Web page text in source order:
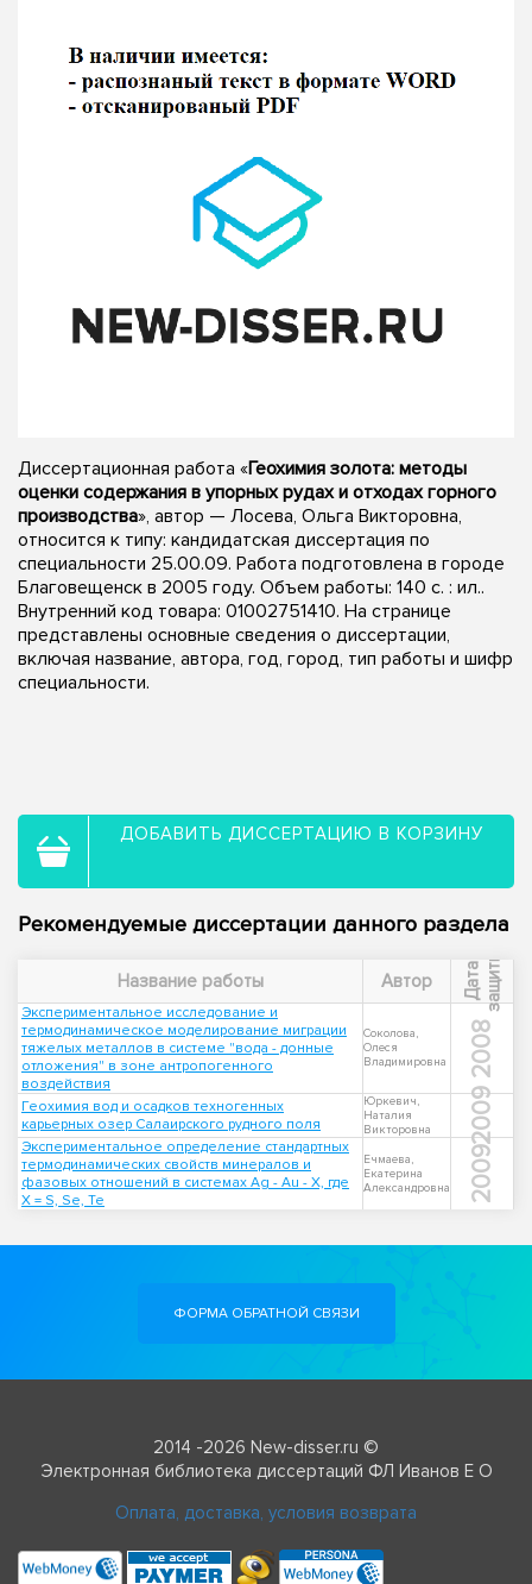
Диссертационная работа «Геохимия золота: методы
оценки содержания в упорных рудах и отходах горного
производства», автор — Лосева, Ольга Викторовна,
относится к типу: кандидатская диссертация по
специальности 25.00.09. Работа подготовлена в городе
Благовещенск в 2005 году. Объем работы: 140 с. : ил..
Внутренний код товара: 01002751410. На странице
представлены основные сведения о диссертации,
включая название, автора, год, город, тип работы и шифр
специальности.
ДОБАВИТЬ ДИССЕРТАЦИЮ В КОРЗИНУ
Рекомендуемые диссертации данного раздела
Название работы Автор Д
а
т
а
з
а
щ
и
т ы
Экспериментальное исследование и
термодинамическое моделирование миграции
тяжелых металлов в системе "вода - донные
отложения" в зоне антропогенного
воздействия
Соколова,
Олеся
Владимировна
2008
Геохимия вод и осадков техногенных
карьерных озер Салаирского рудного поля
Юркевич,
Наталия
Викторовна
2009
Экспериментальное определение стандартных
термодинамических свойств минералов и
фазовых отношений в системах Ag - Au - X, где
X = S, Se, Te
Ечмаева,
Екатерина
Александровна
2009
ФОРМА ОБРАТНОЙ СВЯЗИ
2014 -2026 New-disser.ru ©
Электронная библиотека диссертаций ФЛ Иванов Е О
Оплата, доставка, условия возврата